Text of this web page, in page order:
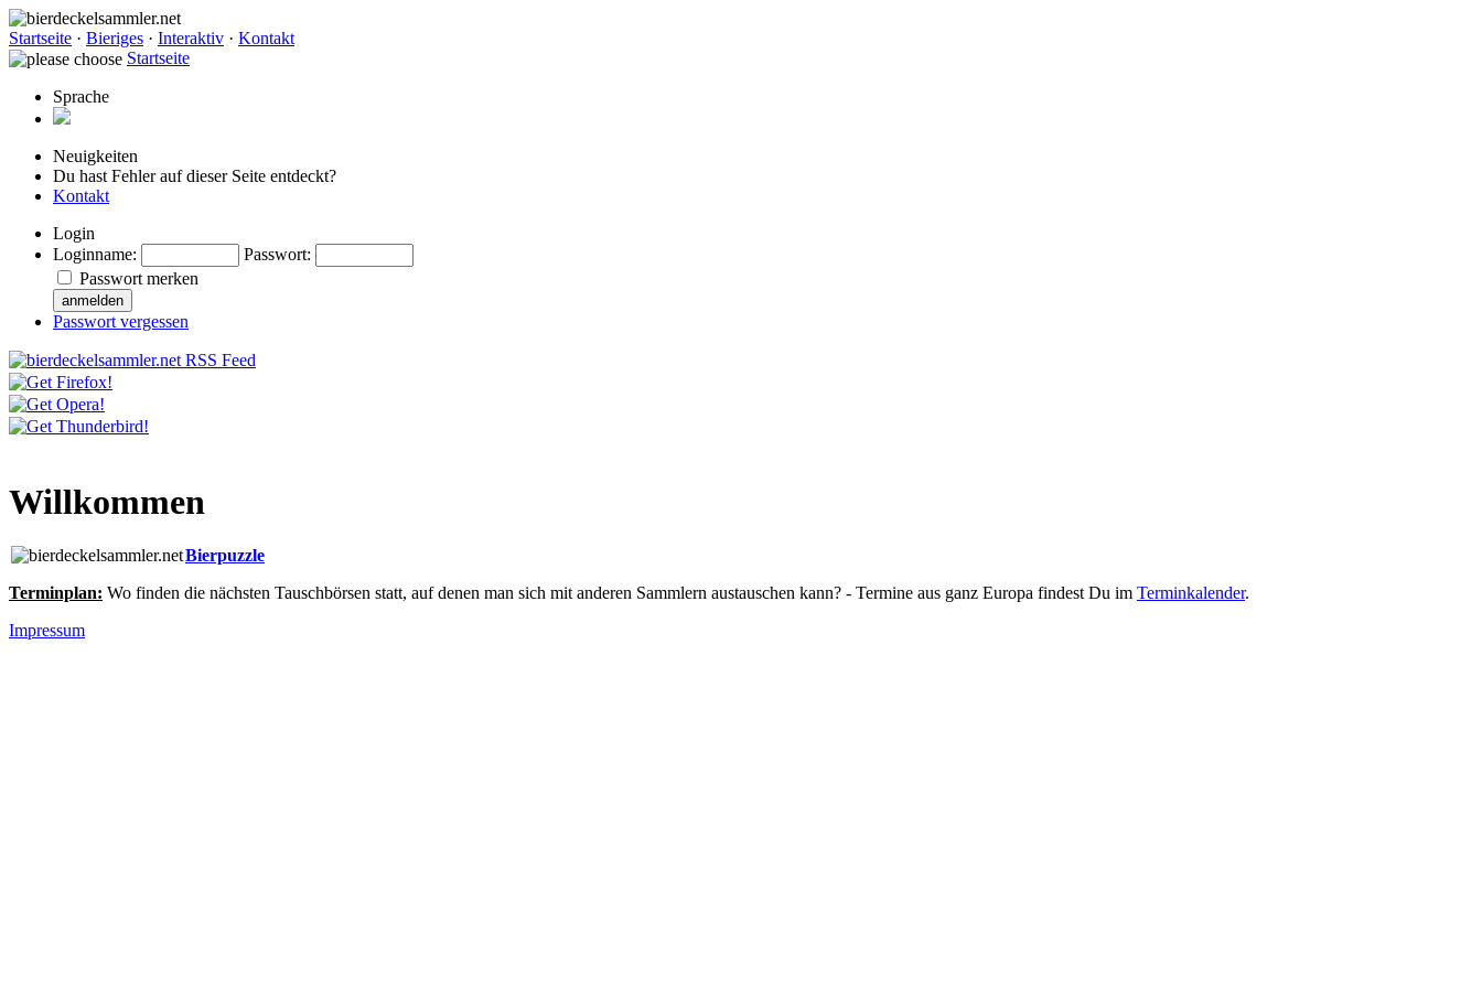
Startseite · Bieriges · Interaktiv · Kontakt
Startseite
Sprache
Neuigkeiten
Du hast Fehler auf dieser Seite entdeckt?
Kontakt
Login
Loginname: Passwort:
Passwort merken
Passwort vergessen
Willkommen
Bierpuzzle
Terminplan: Wo finden die nächsten Tauschbörsen statt, auf denen man sich mit anderen Sammlern austauschen kann? - Termine aus ganz Europa findest Du im Terminkalender.
Impressum